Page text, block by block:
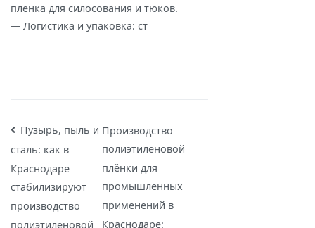
пленка для силосования и тюков.
— Логистика и упаковка: ст
Навигация
по
записям
Пузырь, пыль и
сталь: как в
Краснодаре
стабилизируют
производство
полиэтиленовой
Производство
полиэтиленовой
плёнки для
промышленных
применений в
Краснодаре: